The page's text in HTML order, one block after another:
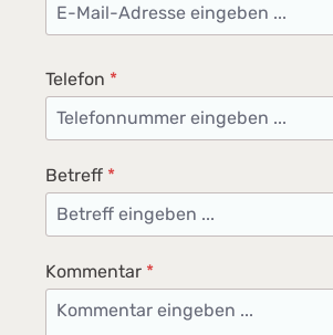
Telefon *
Betreff *
Kommentar *